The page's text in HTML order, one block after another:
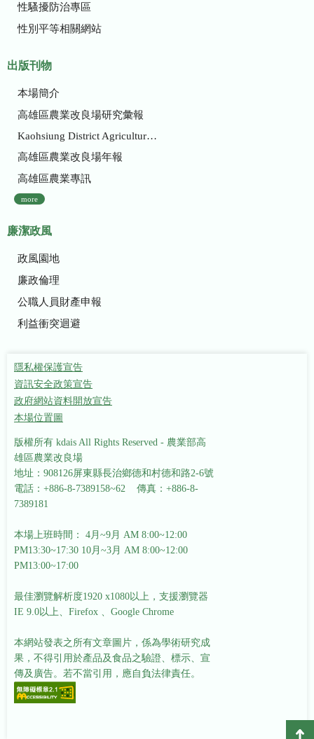
性騷擾防治專區
性別平等相關網站
出版刊物
本場簡介
高雄區農業改良場研究彙報
Kaohsiung District Agricultural Research and Extension Station
高雄區農業改良場年報
高雄區農業專訊
more
廉潔政風
政風園地
廉政倫理
公職人員財產申報
利益衝突迴避
隱私權保護宣告
資訊安全政策宣告
政府網站資料開放宣告
本場位置圖
版權所有 kdais All Rights Reserved - 農業部高
雄區農業改良場
地址：908126屏東縣長治鄉德和村德和路2-6號
電話：+886-8-7389158~62 傳真：+886-8-
7389181
本場上班時間： 4月~9月 AM 8:00~12:00
PM13:30~17:30 10月~3月 AM 8:00~12:00
PM13:00~17:00
最佳瀏覽解析度1920 x1080以上，支援瀏覽器
IE 9.0以上、Firefox 、Google Chrome
本網站發表之所有文章圖片，係為學術研究成
果，不得引用於產品及食品之驗證、標示、宣
傳及廣告。若不當引用，應自負法律責任。